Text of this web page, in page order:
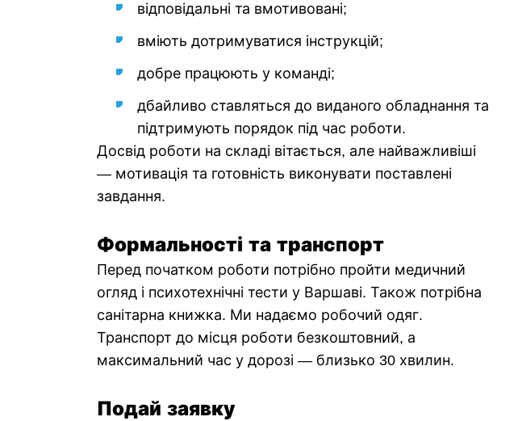
відповідальні та вмотивовані;
вміють дотримуватися інструкцій;
добре працюють у команді;
дбайливо ставляться до виданого обладнання та
підтримують порядок під час роботи.
Досвід роботи на складі вітається, але найважливіші
— мотивація та готовність виконувати поставлені
завдання.
Формальності та транспорт
Перед початком роботи потрібно пройти медичний
огляд і психотехнічні тести у Варшаві. Також потрібна
санітарна книжка. Ми надаємо робочий одяг.
Транспорт до місця роботи безкоштовний, а
максимальний час у дорозі — близько 30 хвилин.
Подай заявку